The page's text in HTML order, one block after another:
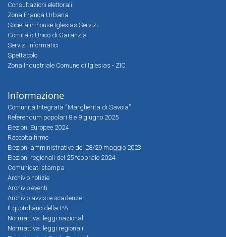
Consultazioni elettorali
Zona Franca Urbana
Società in house Iglesias Servizi
Comitato Unico di Garanzia
Servizi Informatici
Spettacolo
Zona Industriale Comune di Iglesias - ZIC
Informazione
Comunità Integrata “Margherita di Savoia”
Referendum popolari 8 e 9 giugno 2025
Elezioni Europee 2024
Raccolta firme
Elezioni amministrative del 28/29 maggio 2023
Elezioni regionali del 25 febbraio 2024
Comunicati stampa
Archivio notizie
Archivio eventi
Archivio avvisi e scadenze
Il quotidiano della P.A.
Normattiva: leggi nazionali
Normattiva: leggi regionali